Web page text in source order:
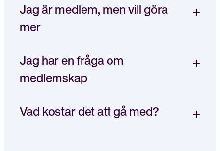
Jag är medlem, men vill göra
mer
Jag har en fråga om
medlemskap
Vad kostar det att gå med?